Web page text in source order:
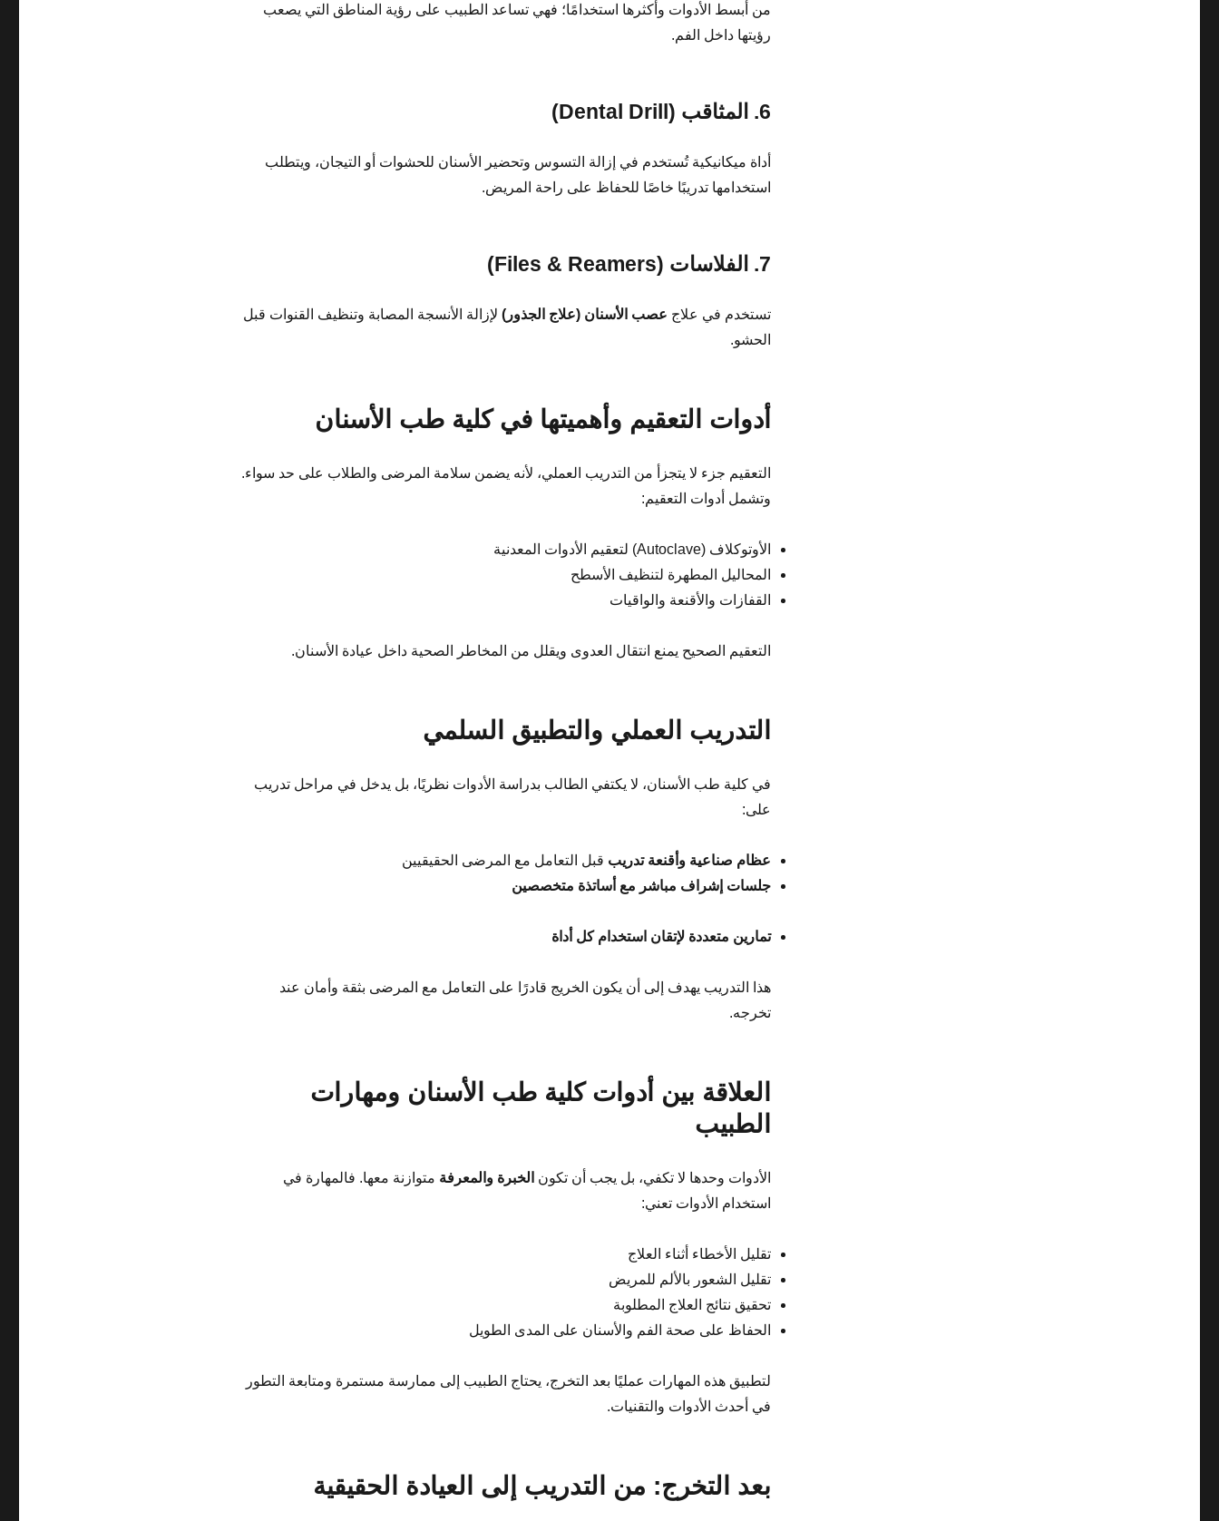
من أبسط الأدوات وأكثرها استخدامًا؛ فهي تساعد الطبيب على رؤية المناطق التي يصعب
رؤيتها داخل الفم.
6. المثاقب (Dental Drill)
أداة ميكانيكية تُستخدم في إزالة التسوس وتحضير الأسنان للحشوات أو التيجان، ويتطلب
استخدامها تدريبًا خاصًا للحفاظ على راحة المريض.
7. الفلاسات (Files & Reamers)
تستخدم في علاج عصب الأسنان (علاج الجذور) لإزالة الأنسجة المصابة وتنظيف القنوات قبل
الحشو.
أدوات التعقيم وأهميتها في كلية طب الأسنان
التعقيم جزء لا يتجزأ من التدريب العملي، لأنه يضمن سلامة المرضى والطلاب على حد سواء.
وتشمل أدوات التعقيم:
الأوتوكلاف (Autoclave) لتعقيم الأدوات المعدنية
المحاليل المطهرة لتنظيف الأسطح
القفازات والأقنعة والواقيات
التعقيم الصحيح يمنع انتقال العدوى ويقلل من المخاطر الصحية داخل عيادة الأسنان.
التدريب العملي والتطبيق السلمي
في كلية طب الأسنان، لا يكتفي الطالب بدراسة الأدوات نظريًا، بل يدخل في مراحل تدريب
على:
عظام صناعية وأقنعة تدريب قبل التعامل مع المرضى الحقيقيين
جلسات إشراف مباشر مع أساتذة متخصصين
تمارين متعددة لإتقان استخدام كل أداة
هذا التدريب يهدف إلى أن يكون الخريج قادرًا على التعامل مع المرضى بثقة وأمان عند
تخرجه.
العلاقة بين أدوات كلية طب الأسنان ومهارات
الطبيب
الأدوات وحدها لا تكفي، بل يجب أن تكون الخبرة والمعرفة متوازنة معها. فالمهارة في
استخدام الأدوات تعني:
تقليل الأخطاء أثناء العلاج
تقليل الشعور بالألم للمريض
تحقيق نتائج العلاج المطلوبة
الحفاظ على صحة الفم والأسنان على المدى الطويل
لتطبيق هذه المهارات عمليًا بعد التخرج، يحتاج الطبيب إلى ممارسة مستمرة ومتابعة التطور
في أحدث الأدوات والتقنيات.
بعد التخرج: من التدريب إلى العيادة الحقيقية